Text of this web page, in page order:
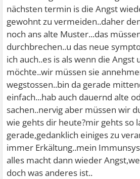
nächsten termin is die Angst
gewohnt zu vermeiden..daher
noch ans alte Muster...das
durchbrechen..u das neue
ich auch..es is als wenn die Angst
möchte..wir müssen sie
wegstossen..bin da gerade
einfach...hab auch dauernd alte
sachen..nervig aber müssen wir
wie gehts dir heute?mir gehts so
gerade,gedanklich einiges zu
immer Erkältung..mein
alles macht dann wieder
doch was anderes ist..